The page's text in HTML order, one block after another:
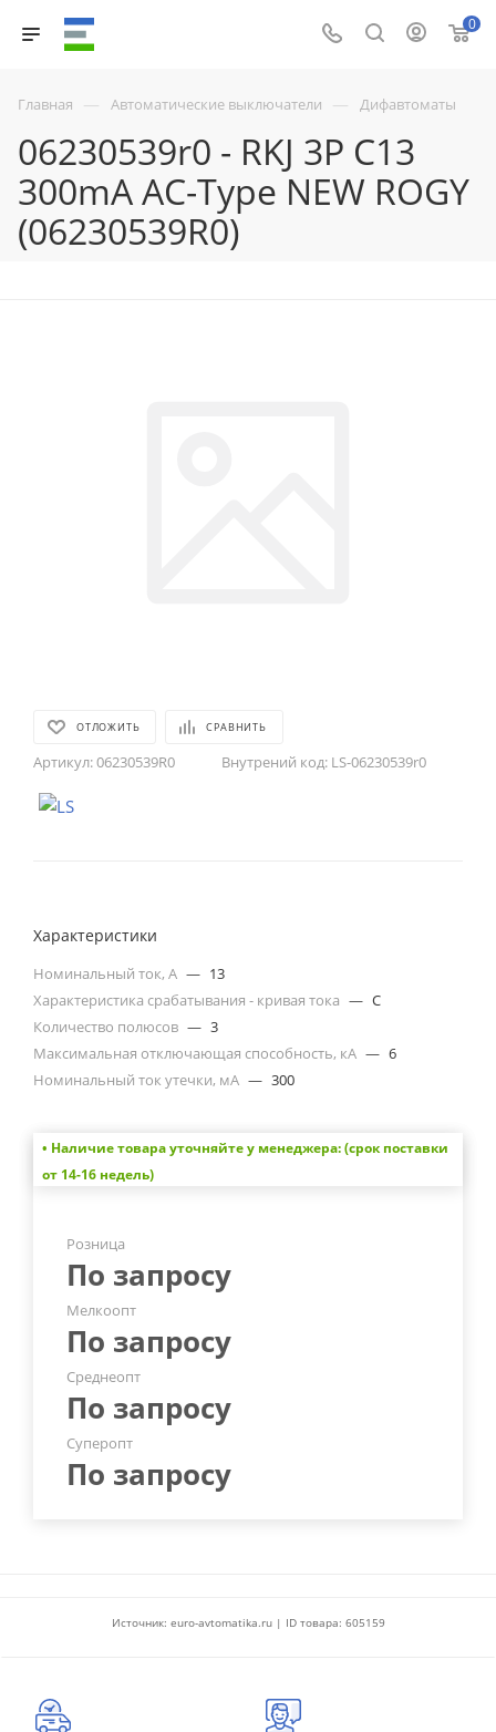
0
Главная — Автоматические выключатели — Дифавтоматы
06230539r0 - RKJ 3P C13
300mA AC-Type NEW ROGY
(06230539R0)
ОТЛОЖИТЬ СРАВНИТЬ
Артикул:06230539R0 Внутрений код: LS-06230539r0
Характеристики
Номинальный ток, А — 13
Характеристика срабатывания - кривая тока — C
Количество полюсов — 3
Максимальная отключающая способность, кА — 6
Номинальный ток утечки, мА — 300
• Наличие товара уточняйте у менеджера: (срок поставки
от 14-16 недель)
Розница
По запросу
Мелкоопт
По запросу
Среднеопт
По запросу
Суперопт
По запросу
Источник: euro-avtomatika.ru | ID товара: 605159